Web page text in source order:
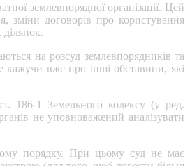
землевпорядної організації. Цей
зміни договорів про користування
на розсуд землевпорядників та
кажучи вже про інші обставини, які
186-1 Земельного кодексу (у ред.
не уповноважений аналізувати
порядку. При цьому суд не має